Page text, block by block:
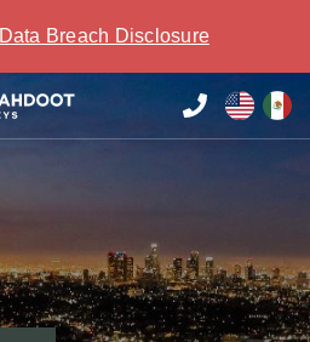
Data Breach Disclosure